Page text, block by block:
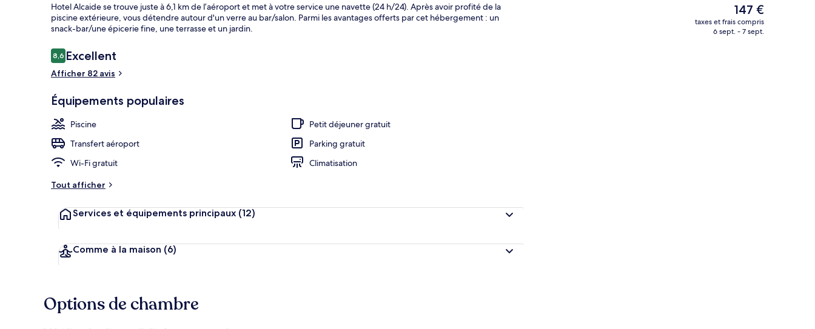
Piscine extérieure, parasols de plage,
Hotel Alcaide se trouve juste à 6,1 km de l’aéroport et met à votre service une navette (24 h/24). Après avoir profité de la
piscine extérieure, vous détendre autour d'un verre au bar/salon. Parmi les avantages offerts par cet hébergement : un
snack-bar/une épicerie fine, une terrasse et un jardin.
Avis
voyageurs
8,68,6 sur 10
Excellent
Afficher 82 avis
Équipements populaires
Piscine
Petit déjeuner gratuit
Transfert aéroport
Parking gratuit
Wi-Fi gratuit
Climatisation
Tout afficher
Services et équipements principaux (12)
Comme à la maison (6)
Le
prix
actuel
147 €
taxes et frais compris
6 sept. - 7 sept.
Options de chambre